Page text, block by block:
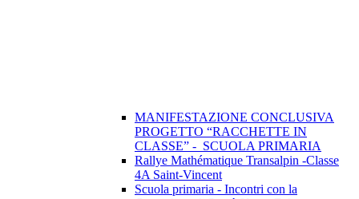
MANIFESTAZIONE CONCLUSIVA
PROGETTO “RACCHETTE IN
CLASSE” - SCUOLA PRIMARIA
Rallye Mathématique Transalpin -Classe
4A Saint-Vincent
Scuola primaria - Incontri con la